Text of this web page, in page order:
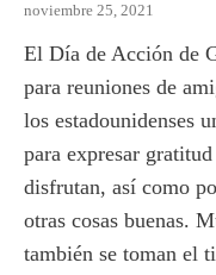
noviembre 25, 2021
El Día de Acción de
para reuniones de
los estadounidenses
para expresar
disfrutan, así como
otras cosas buenas.
también se toman el